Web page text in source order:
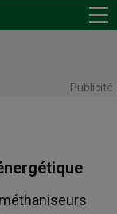
Publicité